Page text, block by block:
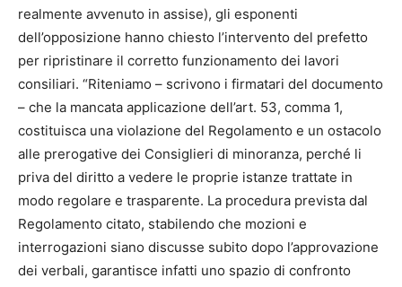
realmente avvenuto in assise), gli esponenti
dell’opposizione hanno chiesto l’intervento del prefetto
per ripristinare il corretto funzionamento dei lavori
consiliari. “Riteniamo – scrivono i firmatari del documento
– che la mancata applicazione dell’art. 53, comma 1,
costituisca una violazione del Regolamento e un ostacolo
alle prerogative dei Consiglieri di minoranza, perché li
priva del diritto a vedere le proprie istanze trattate in
modo regolare e trasparente. La procedura prevista dal
Regolamento citato, stabilendo che mozioni e
interrogazioni siano discusse subito dopo l’approvazione
dei verbali, garantisce infatti uno spazio di confronto